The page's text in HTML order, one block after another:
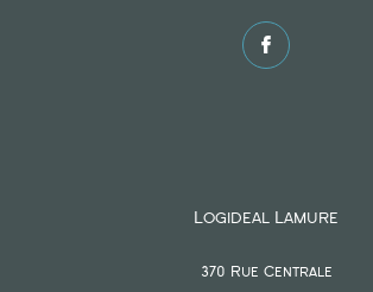
Logideal Lamure
370 Rue Centrale